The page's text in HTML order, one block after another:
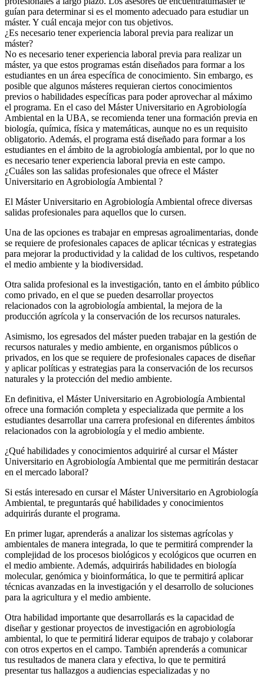
guían para determinar si es el momento adecuado para estudiar un
máster. Y cuál encaja mejor con tus objetivos.
¿Es necesario tener experiencia laboral previa para realizar un
máster?
No es necesario tener experiencia laboral previa para realizar un
máster, ya que estos programas están diseñados para formar a los
estudiantes en un área específica de conocimiento. Sin embargo, es
posible que algunos másteres requieran ciertos conocimientos
previos o habilidades específicas para poder aprovechar al máximo
el programa. En el caso del Máster Universitario en Agrobiología
Ambiental en la UBA, se recomienda tener una formación previa en
biología, química, física y matemáticas, aunque no es un requisito
obligatorio. Además, el programa está diseñado para formar a los
estudiantes en el ámbito de la agrobiología ambiental, por lo que no
es necesario tener experiencia laboral previa en este campo.
¿Cuáles son las salidas profesionales que ofrece el Máster
Universitario en Agrobiología Ambiental ?
El Máster Universitario en Agrobiología Ambiental ofrece diversas
salidas profesionales para aquellos que lo cursen.
Una de las opciones es trabajar en empresas agroalimentarias, donde
se requiere de profesionales capaces de aplicar técnicas y estrategias
para mejorar la productividad y la calidad de los cultivos, respetando
el medio ambiente y la biodiversidad.
Otra salida profesional es la investigación, tanto en el ámbito público
como privado, en el que se pueden desarrollar proyectos
relacionados con la agrobiología ambiental, la mejora de la
producción agrícola y la conservación de los recursos naturales.
Asimismo, los egresados del máster pueden trabajar en la gestión de
recursos naturales y medio ambiente, en organismos públicos o
privados, en los que se requiere de profesionales capaces de diseñar
y aplicar políticas y estrategias para la conservación de los recursos
naturales y la protección del medio ambiente.
En definitiva, el Máster Universitario en Agrobiología Ambiental
ofrece una formación completa y especializada que permite a los
estudiantes desarrollar una carrera profesional en diferentes ámbitos
relacionados con la agrobiología y el medio ambiente.
¿Qué habilidades y conocimientos adquiriré al cursar el Máster
Universitario en Agrobiología Ambiental que me permitirán destacar
en el mercado laboral?
Si estás interesado en cursar el Máster Universitario en Agrobiología
Ambiental, te preguntarás qué habilidades y conocimientos
adquirirás durante el programa.
En primer lugar, aprenderás a analizar los sistemas agrícolas y
ambientales de manera integrada, lo que te permitirá comprender la
complejidad de los procesos biológicos y ecológicos que ocurren en
el medio ambiente. Además, adquirirás habilidades en biología
molecular, genómica y bioinformática, lo que te permitirá aplicar
técnicas avanzadas en la investigación y el desarrollo de soluciones
para la agricultura y el medio ambiente.
Otra habilidad importante que desarrollarás es la capacidad de
diseñar y gestionar proyectos de investigación en agrobiología
ambiental, lo que te permitirá liderar equipos de trabajo y colaborar
con otros expertos en el campo. También aprenderás a comunicar
tus resultados de manera clara y efectiva, lo que te permitirá
presentar tus hallazgos a audiencias especializadas y no